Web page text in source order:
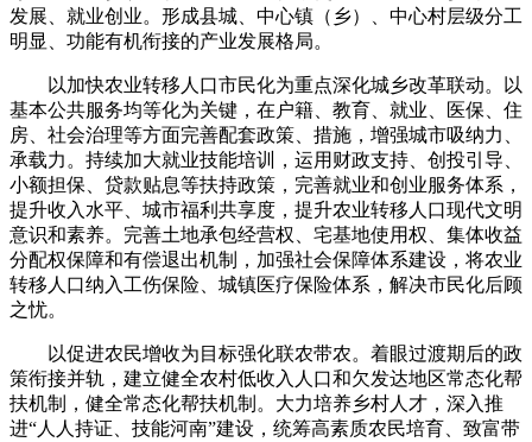
发展、就业创业。形成县城、中心镇（乡）、中心村层级分工
明显、功能有机衔接的产业发展格局。
以加快农业转移人口市民化为重点深化城乡改革联动。以
基本公共服务均等化为关键，在户籍、教育、就业、医保、住
房、社会治理等方面完善配套政策、措施，增强城市吸纳力、
承载力。持续加大就业技能培训，运用财政支持、创投引导、
小额担保、贷款贴息等扶持政策，完善就业和创业服务体系，
提升收入水平、城市福利共享度，提升农业转移人口现代文明
意识和素养。完善土地承包经营权、宅基地使用权、集体收益
分配权保障和有偿退出机制，加强社会保障体系建设，将农业
转移人口纳入工伤保险、城镇医疗保险体系，解决市民化后顾
之忧。
以促进农民增收为目标强化联农带农。着眼过渡期后的政
策衔接并轨，建立健全农村低收入人口和欠发达地区常态化帮
扶机制，健全常态化帮扶机制。大力培养乡村人才，深入推
进“人人持证、技能河南”建设，统筹高素质农民培育、致富带